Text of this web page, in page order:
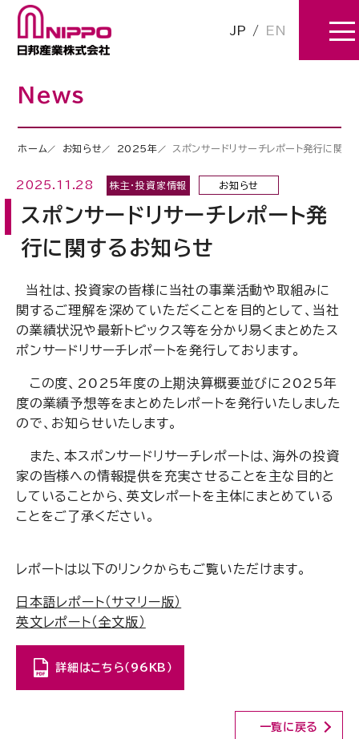
JP / EN
News
ホーム お知らせ 2025年 スポンサードリサーチレポート発行に関す
2025.11.28 株主・投資家情報 お知らせ
スポンサードリサーチレポート発
行に関するお知らせ
当社は、投資家の皆様に当社の事業活動や取組みに
関するご理解を深めていただくことを目的として、当社
の業績状況や最新トピックス等を分かり易くまとめたス
ポンサードリサーチレポートを発行しております。
この度、2025年度の上期決算概要並びに2025年
度の業績予想等をまとめたレポートを発行いたしました
ので、お知らせいたします。
また、本スポンサードリサーチレポートは、海外の投資
家の皆様への情報提供を充実させることを主な目的と
していることから、英文レポートを主体にまとめている
ことをご了承ください。
レポートは以下のリンクからもご覧いただけます。
日本語レポート（サマリー版）
英文レポート（全文版）
詳細はこちら（96KB）
一覧に戻る